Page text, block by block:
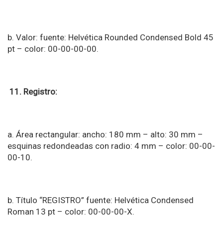
b. Valor: fuente: Helvética Rounded Condensed Bold 45
pt – color: 00-00-00-00.
11. Registro:
a. Área rectangular: ancho: 180 mm – alto: 30 mm –
esquinas redondeadas con radio: 4 mm – color: 00-00-
00-10.
b. Título “REGISTRO” fuente: Helvética Condensed
Roman 13 pt – color: 00-00-00-X.